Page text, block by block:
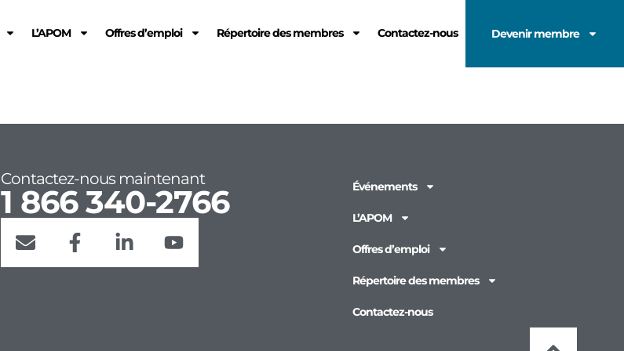
L’APOM Offres d’emploi Répertoire des membres Contactez-nous Devenir membre
Contactez-nous maintenant
1 866 340-2766 Événements
L’APOM
Offres d’emploi
Répertoire des membres
Contactez-nous